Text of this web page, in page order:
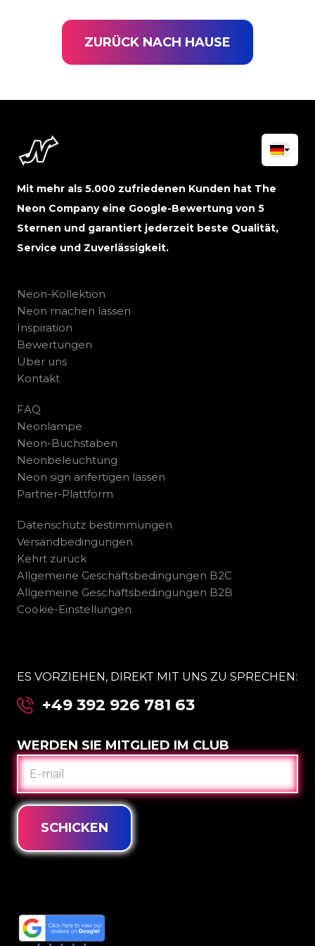
ZURÜCK NACH HAUSE
Mit mehr als 5.000 zufriedenen Kunden hat The
Neon Company eine Google-Bewertung von 5
Sternen und garantiert jederzeit beste Qualität,
Service und Zuverlässigkeit.
Neon-Kollektion
Neon machen lassen
Inspiration
Bewertungen
Über uns
Kontakt
FAQ
Neonlampe
Neon-Buchstaben
Neonbeleuchtung
Neon sign anfertigen lassen
Partner-Plattform
Datenschutz bestimmungen
Versandbedingungen
Kehrt zurück
Allgemeine Geschäftsbedingungen B2C
Allgemeine Geschäftsbedingungen B2B
Cookie-Einstellungen
ES VORZIEHEN, DIREKT MIT UNS ZU SPRECHEN:
+49 392 926 781 63
WERDEN SIE MITGLIED IM CLUB
E-
MAIL
SCHICKEN